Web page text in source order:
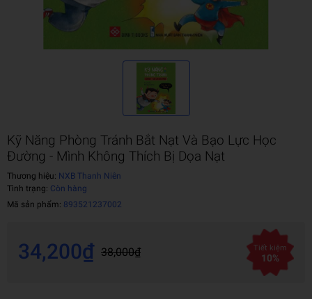
Kỹ Năng Phòng Tránh Bắt Nạt Và Bạo Lực Học
Đường - Mình Không Thích Bị Dọa Nạt
Thương hiệu: NXB Thanh Niên
Tình trạng: Còn hàng
Mã sản phẩm: 893521237002
34,200₫ 38,000₫ Tiết kiệm
10%